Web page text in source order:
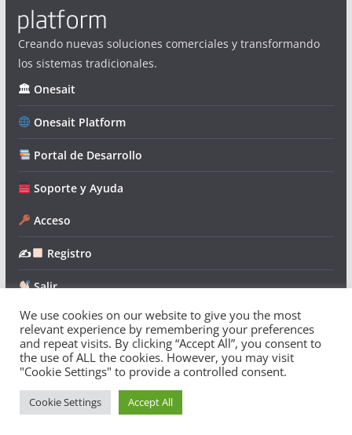
Creando nuevas soluciones comerciales y transformando
los sistemas tradicionales.
🏛 Onesait
Onesait Platform
Portal de Desarrollo
Soporte y Ayuda
Acceso
✍ Registro
Salir
Copyright © 2026Onesait Platform Community. Todos los
derechos reservados.
Tema:ColorMagpor ThemeGrill. Funciona con
We use cookies on our website to give you the most
relevant experience by remembering your preferences
and repeat visits. By clicking “Accept All”, you consent to
the use of ALL the cookies. However, you may visit
"Cookie Settings" to provide a controlled consent.
Cookie Settings Accept All